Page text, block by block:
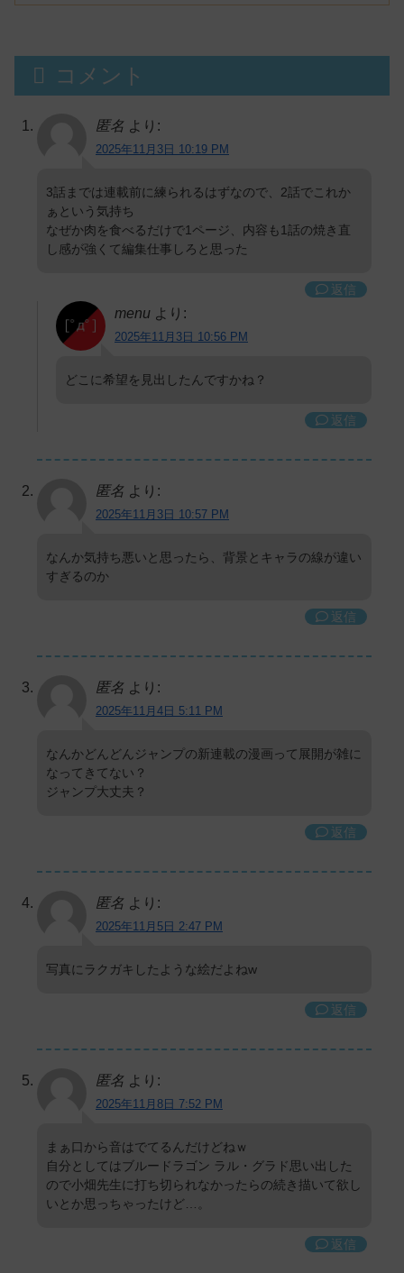
コメント
匿名 より:
2025年11月3日 10:19 PM
3話までは連載前に練られるはずなので、2話でこれか
ぁという気持ち
なぜか肉を食べるだけで1ページ、内容も1話の焼き直
し感が強くて編集仕事しろと思った
返信
menu より:
2025年11月3日 10:56 PM
どこに希望を見出したんですかね？
返信
匿名 より:
2025年11月3日 10:57 PM
なんか気持ち悪いと思ったら、背景とキャラの線が違い
すぎるのか
返信
匿名 より:
2025年11月4日 5:11 PM
なんかどんどんジャンプの新連載の漫画って展開が雑に
なってきてない？
ジャンプ大丈夫？
返信
匿名 より:
2025年11月5日 2:47 PM
写真にラクガキしたような絵だよねw
返信
匿名 より:
2025年11月8日 7:52 PM
まぁ口から音はでてるんだけどねｗ
自分としてはブルードラゴン ラル・グラド思い出した
ので小畑先生に打ち切られなかったらの続き描いて欲し
いとか思っちゃったけど…。
返信